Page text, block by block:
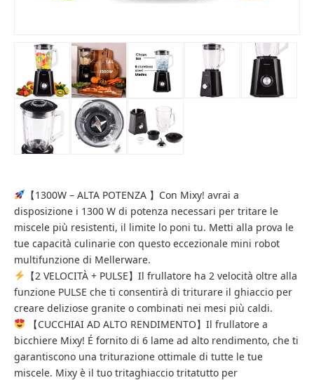
【1300W – ALTA POTENZA 】Con Mixy! avrai a
disposizione i 1300 W di potenza necessari per tritare le
miscele più resistenti, il limite lo poni tu. Metti alla prova le
tue capacità culinarie con questo eccezionale mini robot
multifunzione di Mellerware.
【2 VELOCITÀ + PULSE】Il frullatore ha 2 velocità oltre alla
funzione PULSE che ti consentirà di triturare il ghiaccio per
creare deliziose granite o combinati nei mesi più caldi.
【CUCCHIAI AD ALTO RENDIMENTO】Il frullatore a
bicchiere Mixy! É fornito di 6 lame ad alto rendimento, che ti
garantiscono una triturazione ottimale di tutte le tue
miscele. Mixy è il tuo tritaghiaccio tritatutto per